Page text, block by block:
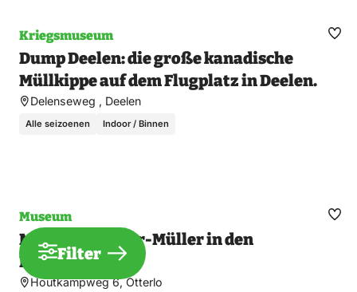
Kriegsmuseum
Dump Deelen: die große kanadische
Müllkippe auf dem Flugplatz in Deelen.
Delenseweg , Deelen
Alle seizoenen Indoor / Binnen
Museum
Museum Kröller-Müller in den
Kriegsjahren
Houtkampweg 6, Otterlo
Filter